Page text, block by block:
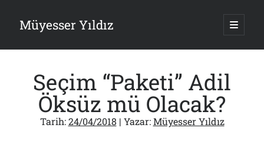
Müyesser Yıldız ana
Yan
Menü
Seçim “Paketi” Adil
Öksüz mü Olacak?
Tarih:24/04/2018 | Yazar:Müyesser Yıldız